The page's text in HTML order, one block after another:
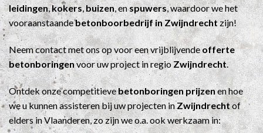
leidingen,kokers,buizen, enspuwers, waardoor we het
vooraanstaandebetonboorbedrijf in Zwijndrechtzijn!
Neem contact met ons op voor een vrijblijvendeofferte
betonboringenvoor uw project in regio Zwijndrecht.
Ontdek onze competitievebetonboringen prijzenen hoe
we u kunnen assisteren bij uw projecten inZwijndrechtof
elders in Vlaanderen, zo zijn we o.a. ook werkzaam in: